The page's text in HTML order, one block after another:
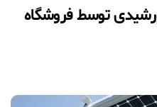
توسط فروشگاه